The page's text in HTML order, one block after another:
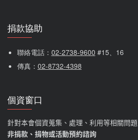
捐款協助
聯絡電話： 02-2738-9600 #15、16
傳真： 02-8732-4398
個資窗口
針對本會個資蒐集、處理、利用等相關問題
非捐款、捐物或活動預約諮詢